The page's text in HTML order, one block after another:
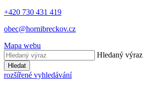
+420 730 431 419
obec@hornibreckov.cz
Mapa webu
Hledaný výraz
Hledat
rozšířené vyhledávání